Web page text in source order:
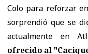
Colo para reforzar
sorprendió que se
actualmente en
ofrecido al